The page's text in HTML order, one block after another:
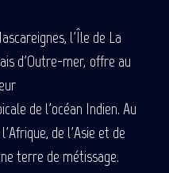
l'Île de La
d'Outre-mer, offre au
de l'océan Indien. Au
de l'Asie et de
terre de métissage.